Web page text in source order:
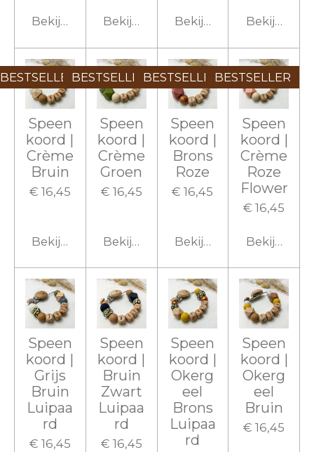
Bekijk detailsBekijk detailsBekijk detailsBekijk
BESTSELLER
Speen
koord |
Crème
Bruin
€ 16,45
Bekijk details
BESTSELLER
Speen
koord |
Crème
Groen
€ 16,45
Bekijk details
BESTSELLER
Speen
koord |
Brons
Roze
€ 16,45
Bekijk details
BESTSELLER
Speen
koord |
Crème
Roze
Flower
€ 16,45
Bekijk
Speen
koord |
Grijs
Bruin
Luipaa
rd
€ 16,45
Speen
koord |
Bruin
Zwart
Luipaa
rd
€ 16,45
Speen
koord |
Okerg
eel
Brons
Luipaa
rd
Speen
koord |
Okerg
eel
Bruin
€ 16,45